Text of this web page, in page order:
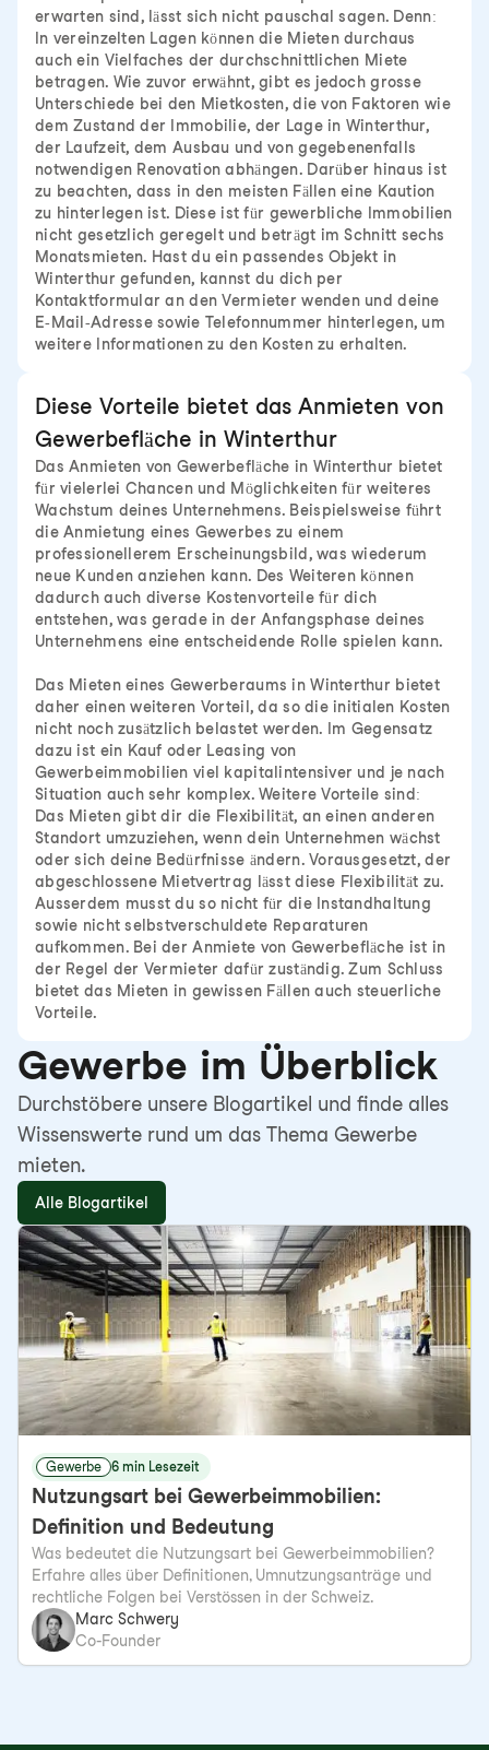
erwarten sind, lässt sich nicht pauschal sagen. Denn:
In vereinzelten Lagen können die Mieten durchaus
auch ein Vielfaches der durchschnittlichen Miete
betragen. Wie zuvor erwähnt, gibt es jedoch grosse
Unterschiede bei den Mietkosten, die von Faktoren wie
dem Zustand der Immobilie, der Lage in Winterthur,
der Laufzeit, dem Ausbau und von gegebenenfalls
notwendigen Renovation abhängen. Darüber hinaus ist
zu beachten, dass in den meisten Fällen eine Kaution
zu hinterlegen ist. Diese ist für gewerbliche Immobilien
nicht gesetzlich geregelt und beträgt im Schnitt sechs
Monatsmieten. Hast du ein passendes Objekt in
Winterthur gefunden, kannst du dich per
Kontaktformular an den Vermieter wenden und deine
E-Mail-Adresse sowie Telefonnummer hinterlegen, um
weitere Informationen zu den Kosten zu erhalten.
Diese Vorteile bietet das Anmieten von
Gewerbefläche in Winterthur
Das Anmieten von Gewerbefläche in Winterthur bietet
für vielerlei Chancen und Möglichkeiten für weiteres
Wachstum deines Unternehmens. Beispielsweise führt
die Anmietung eines Gewerbes zu einem
professionellerem Erscheinungsbild, was wiederum
neue Kunden anziehen kann. Des Weiteren können
dadurch auch diverse Kostenvorteile für dich
entstehen, was gerade in der Anfangsphase deines
Unternehmens eine entscheidende Rolle spielen kann.
Das Mieten eines Gewerberaums in Winterthur bietet
daher einen weiteren Vorteil, da so die initialen Kosten
nicht noch zusätzlich belastet werden. Im Gegensatz
dazu ist ein Kauf oder Leasing von
Gewerbeimmobilien viel kapitalintensiver und je nach
Situation auch sehr komplex. Weitere Vorteile sind:
Das Mieten gibt dir die Flexibilität, an einen anderen
Standort umzuziehen, wenn dein Unternehmen wächst
oder sich deine Bedürfnisse ändern. Vorausgesetzt, der
abgeschlossene Mietvertrag lässt diese Flexibilität zu.
Ausserdem musst du so nicht für die Instandhaltung
sowie nicht selbstverschuldete Reparaturen
aufkommen. Bei der Anmiete von Gewerbefläche ist in
der Regel der Vermieter dafür zuständig. Zum Schluss
bietet das Mieten in gewissen Fällen auch steuerliche
Vorteile.
Gewerbe im Überblick
Durchstöbere unsere Blogartikel und finde alles
Wissenswerte rund um das Thema Gewerbe
mieten.
Alle Blogartikel
Gewerbe 6 min Lesezeit
Nutzungsart bei Gewerbeimmobilien:
Definition und Bedeutung
Was bedeutet die Nutzungsart bei Gewerbeimmobilien?
Erfahre alles über Definitionen, Umnutzungsanträge und
rechtliche Folgen bei Verstössen in der Schweiz.
Marc Schwery
Co-Founder